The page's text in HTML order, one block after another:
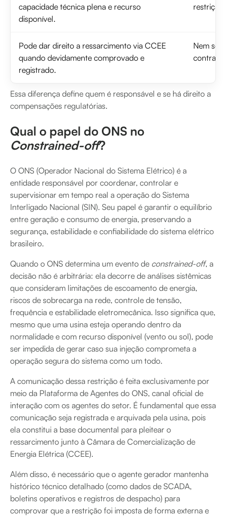
capacidade técnica plena e recurso
disponível.
restrição
Pode dar direito a ressarcimento via CCEE
quando devidamente comprovado e
registrado.
Nem
Essa diferença define quem é responsável e se há direito a
compensações regulatórias.
Qual o papel do ONS no
Constrained-off?
O ONS (Operador Nacional do Sistema Elétrico) é a
entidade responsável por coordenar, controlar e
supervisionar em tempo real a operação do Sistema
Interligado Nacional (SIN). Seu papel é garantir o equilíbrio
entre geração e consumo de energia, preservando a
segurança, estabilidade e confiabilidade do sistema elétrico
brasileiro.
Quando o ONS determina um evento de constrained-off, a
decisão não é arbitrária: ela decorre de análises sistêmicas
que consideram limitações de escoamento de energia,
riscos de sobrecarga na rede, controle de tensão,
frequência e estabilidade eletromecânica. Isso significa que,
mesmo que uma usina esteja operando dentro da
normalidade e com recurso disponível (vento ou sol), pode
ser impedida de gerar caso sua injeção comprometa a
operação segura do sistema como um todo.
A comunicação dessa restrição é feita exclusivamente por
meio da Plataforma de Agentes do ONS, canal oficial de
interação com os agentes do setor. É fundamental que essa
comunicação seja registrada e arquivada pela usina, pois
ela constitui a base documental para pleitear o
ressarcimento junto à Câmara de Comercialização de
Energia Elétrica (CCEE).
Além disso, é necessário que o agente gerador mantenha
histórico técnico detalhado (como dados de SCADA,
boletins operativos e registros de despacho) para
comprovar que a restrição foi imposta de forma externa e